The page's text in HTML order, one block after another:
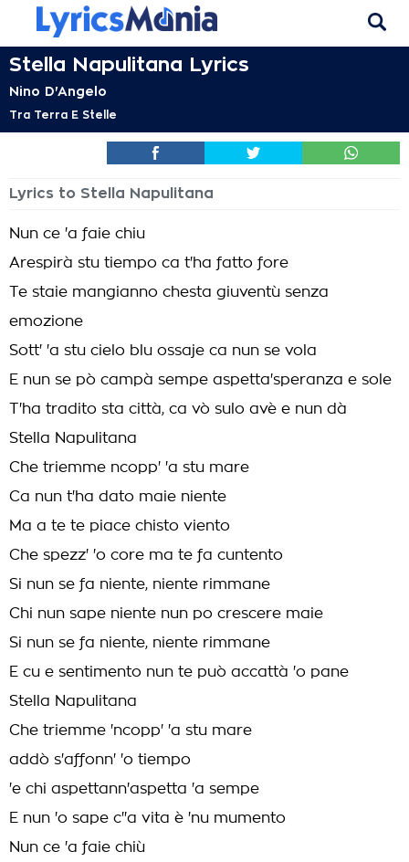
Stella Napulitana Lyrics
Nino D'Angelo
Tra Terra E Stelle
Lyrics to Stella Napulitana
Nun ce 'a faie chiu
Arespirà stu tiempo ca t'ha fatto fore
Te staie mangianno chesta giuventù senza
emozione
Sott' 'a stu cielo blu ossaje ca nun se vola
E nun se pò campà sempe aspetta'speranza e sole
T'ha tradito sta città, ca vò sulo avè e nun dà
Stella Napulitana
Che triemme ncopp' 'a stu mare
Ca nun t'ha dato maie niente
Ma a te te piace chisto viento
Che spezz' 'o core ma te fa cuntento
Si nun se fa niente, niente rimmane
Chi nun sape niente nun po crescere maie
Si nun se fa niente, niente rimmane
E cu e sentimento nun te può accattà 'o pane
Stella Napulitana
Che triemme 'ncopp' 'a stu mare
addò s'affonn' 'o tiempo
'e chi aspettann'aspetta 'a sempe
E nun 'o sape c''a vita è 'nu mumento
Nun ce 'a faie chiù